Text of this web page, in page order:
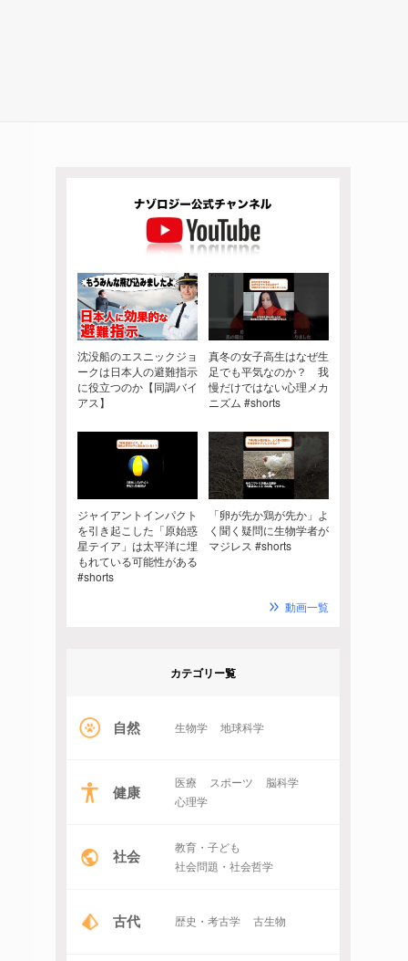
沈没船のエスニックジョ
ークは日本人の避難指示
に役立つのか【同調バイ
アス】
真冬の女子高生はなぜ生
足でも平気なのか？ 我
慢だけではない心理メカ
ニズム #shorts
ジャイアントインパクト
を引き起こした「原始惑
星テイア」は太平洋に埋
もれている可能性がある
#shorts
「卵が先か鶏が先か」よ
く聞く疑問に生物学者が
マジレス #shorts
動画一覧
カテゴリー覧
自然 生物学 地球科学
健康 医療 スポーツ
脳科学
心理学
社会
教育・子ども
社会問題・社会哲学
古代 歴史・考古学 古生物